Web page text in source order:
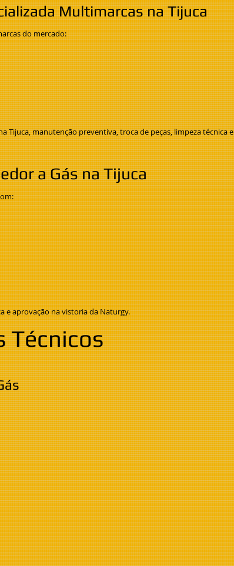
Multimarcas na Tijuca
do mercado:
Tijuca, manutenção preventiva, troca de peças, limpeza técnica e
a Gás na Tijuca
e aprovação na vistoria da Naturgy.
Técnicos